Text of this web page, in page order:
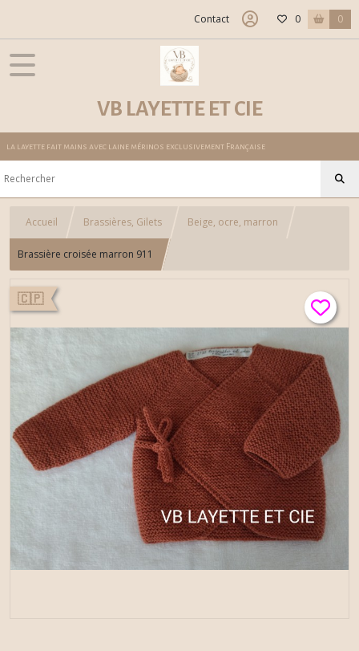
Contact 0 0
VB LAYETTE ET CIE
la layette fait mains avec laine mérinos exclusivement Française
Accueil Brassières, Gilets Beige, ocre, marron
Brassière croisée marron 911
🇨🇵